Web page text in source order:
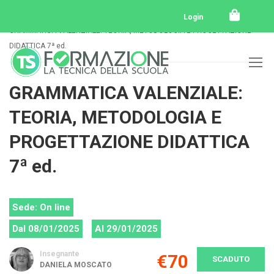
Login
GRAMMATICA VALENZIALE: TEORIA, METODOLOGIA E PROGETTAZIONE
DIDATTICA 7ª ed.
GRAMMATICA VALENZIALE:
TEORIA, METODOLOGIA E
PROGETTAZIONE DIDATTICA
7ª ed.
Sede: On line
Dal 08/01/2025
Al 29/01/2025
Insegnante
DANIELA MOSCATO
€70 SCADUTO